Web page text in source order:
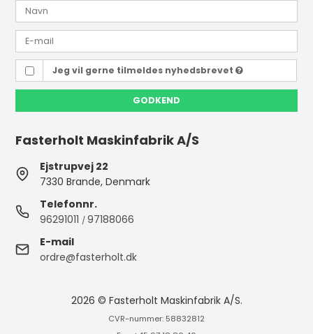
Jeg vil gerne tilmeldes nyhedsbrevet
GODKEND
Fasterholt Maskinfabrik A/S
Ejstrupvej 22
7330 Brande, Denmark
Telefonnr.
96291011 /97188066
E-mail
ordre@fasterholt.dk
2026 © Fasterholt Maskinfabrik A/S.
CVR-nummer: 58832812